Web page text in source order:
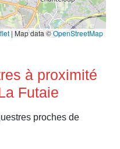
| Map data ©OpenStreetMap
à proximité
Futaie
proches de